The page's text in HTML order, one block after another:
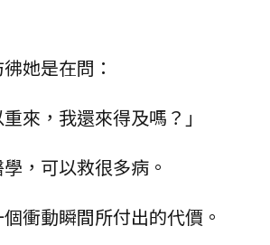
她是在問：
來，我還來得及嗎？」
，可以救很多病。
衝動瞬間所付出的代價。